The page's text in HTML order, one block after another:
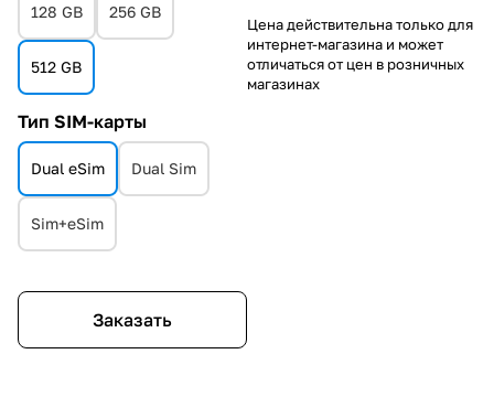
128 GB 256 GB
512 GB
Тип SIM-карты
Dual eSim Dual Sim
Sim+eSim
Заказать
Цена действительна только для
интернет-магазина и может
отличаться от цен в розничных
магазинах